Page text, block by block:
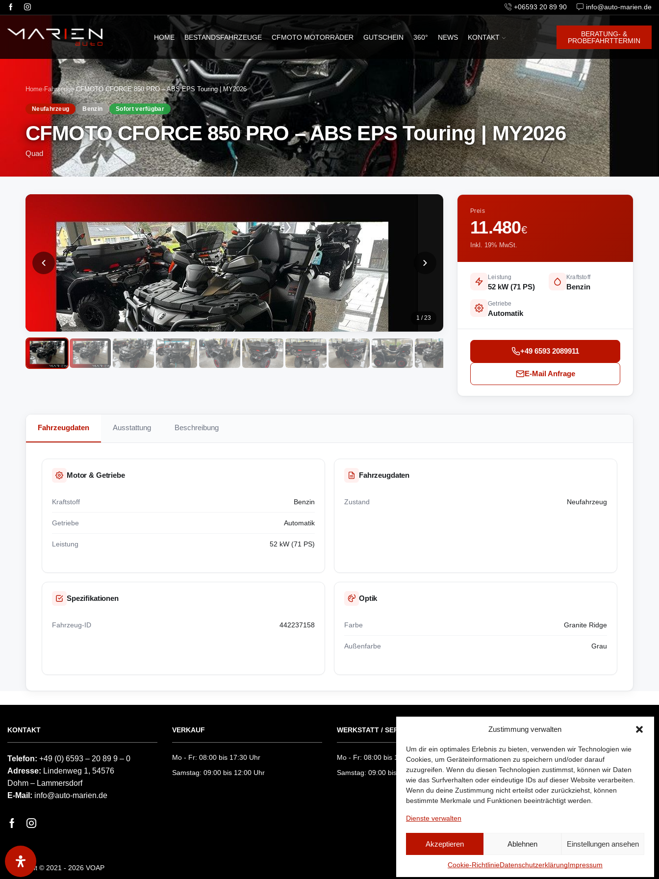
Zustimmung verwalten
Um dir ein optimales Erlebnis zu bieten, verwenden wir Technologien wie
Cookies, um Geräteinformationen zu speichern und/oder darauf
zuzugreifen. Wenn du diesen Technologien zustimmst, können wir Daten
wie das Surfverhalten oder eindeutige IDs auf dieser Website verarbeiten.
Wenn du deine Zustimmung nicht erteilst oder zurückziehst, können
bestimmte Merkmale und Funktionen beeinträchtigt werden.
Dienste verwalten
Akzeptieren Ablehnen Einstellungen ansehen
Cookie-RichtlinieDatenschutzerklärungImpressum
+06593 20 89 90 info@auto-marien.de
HOME BESTANDSFAHRZEUGE CFMOTO MOTORRÄDER GUTSCHEIN 360° NEWS KONTAKT
BERATUNG- &
PROBEFAHRTTERMIN
Home›Fahrzeuge›CFMOTO CFORCE 850 PRO – ABS EPS Touring | MY2026
Neufahrzeug Benzin Sofort verfügbar
CFMOTO CFORCE 850 PRO – ABS EPS Touring | MY2026
Quad
1 / 23
Preis
11.480€
Inkl. 19% MwSt.
Leistung
52 kW (71 PS)
Kraftstoff
Benzin
Getriebe
Automatik
+49 6593 2089911
E-Mail Anfrage
Fahrzeugdaten Ausstattung Beschreibung
Motor & Getriebe
Kraftstoff Benzin
Getriebe Automatik
Leistung 52 kW (71 PS)
Fahrzeugdaten
Zustand Neufahrzeug
Spezifikationen
Fahrzeug-ID 442237158
Optik
Farbe Granite Ridge
Außenfarbe Grau
KONTAKT
Telefon: +49 (0) 6593 – 20 89 9 – 0
Adresse: Lindenweg 1, 54576
Dohm – Lammersdorf
E-Mail: info@auto-marien.de
VERKAUF
Mo - Fr: 08:00 bis 17:30 Uhr
Samstag: 09:00 bis 12:00 Uhr
WERKSTATT / SERVICE
Mo - Fr: 08:00 bis 17:00 Uhr
Samstag: 09:00 bis 12:00 Uhr
MEHR VON MARIEN
Microcar Marien
QUAD Marien
E-bike Marien
Copyright © 2021 - 2026 VOAP Impressum/Datenschutzerklaerung